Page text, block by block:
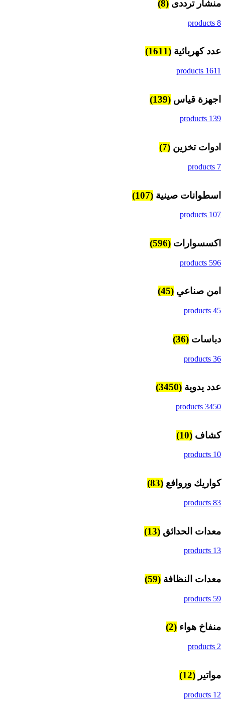
منشار ترددى (8)
8 products
عدد كهربائية (1611)
1611 products
اجهزة قياس (139)
139 products
ادوات تخزين (7)
7 products
اسطوانات صينية (107)
107 products
اكسسوارات (596)
596 products
امن صناعي (45)
45 products
دباسات (36)
36 products
عدد يدوية (3450)
3450 products
كشاف (10)
10 products
كواريك وروافع (83)
83 products
معدات الحدائق (13)
13 products
معدات النظافة (59)
59 products
منفاخ هواء (2)
2 products
مواتير (12)
12 products